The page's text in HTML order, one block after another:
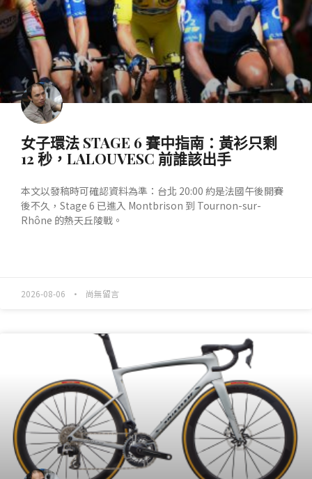
女子環法 STAGE 6 賽中指南：黃衫只剩
12 秒，LALOUVESC 前誰該出手
本文以發稿時可確認資料為準：台北 20:00 約是法國午後開賽
後不久，Stage 6 已進入 Montbrison 到 Tournon-sur-
Rhône 的熱天丘陵戰。
2026-08-06 尚無留言